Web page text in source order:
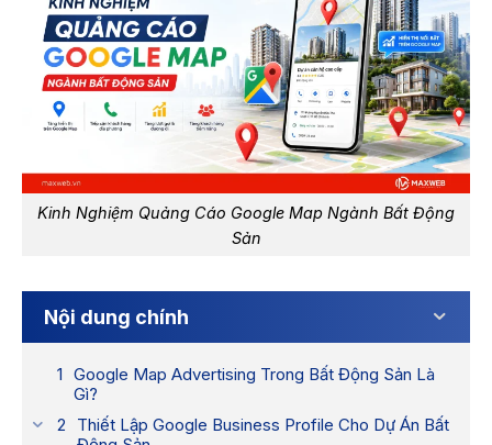
Kinh Nghiệm Quảng Cáo Google Map Ngành Bất Động
Sản
Nội dung chính
Google Map Advertising Trong Bất Động Sản Là
Gì?
Thiết Lập Google Business Profile Cho Dự Án Bất